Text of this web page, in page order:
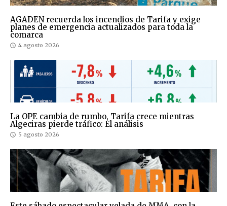
AGADEN recuerda los incendios de Tarifa y exige
planes de emergencia actualizados para toda la
comarca
4 agosto 2026
La OPE cambia de rumbo, Tarifa crece mientras
Algeciras pierde tráfico: El análisis
5 agosto 2026